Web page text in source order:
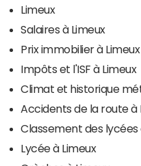
Limeux
Salaires à Limeux
Prix immobilier à Limeux
Impôts et l'ISF à Limeux
Climat et historique
Accidents de la route à
Classement des lycées
Lycée à Limeux